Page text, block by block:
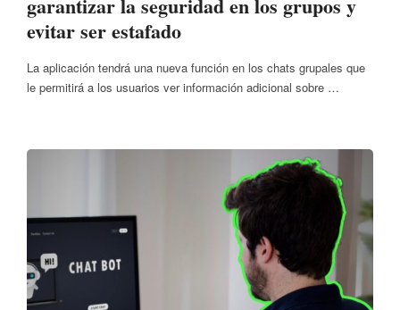
evitar ser estafado
La aplicación tendrá una nueva función en los chats grupales que
le permitirá a los usuarios ver información adicional sobre …